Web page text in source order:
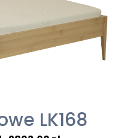
LK168